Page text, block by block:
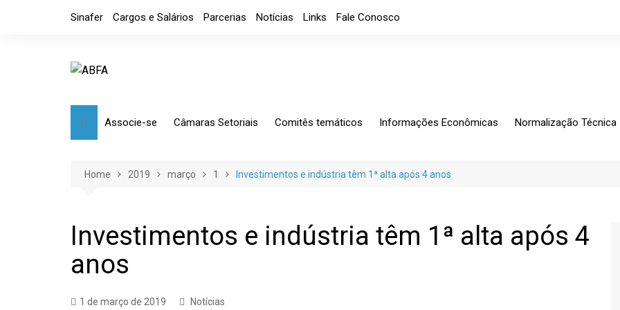
Sinafer Cargos e Salários Parcerias Notícias Links Fale Conosco
Associe-se
Requerimento
Câmaras Setoriais
Artefatos Metálicos
Ferramentas de Usinagem
Comitês temáticos
Etiquetagem
Tributário Fiscal
Informações Econômicas
Análises
Índice de custos
Indicadores Econômicos
Normalização Técnica
Notícias
Home 2019 março 1 Investimentos e indústria têm 1ª alta após 4 anos
Investimentos e indústria têm 1ª alta após 4
anos
1 de março de 2019 Notícias